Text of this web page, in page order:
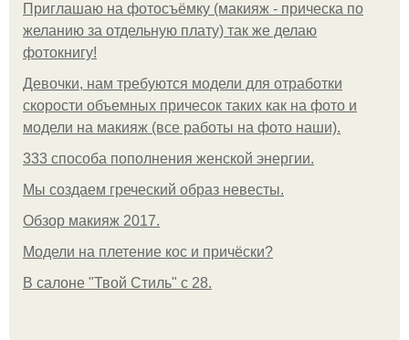
Приглашаю на фотосъёмку (макияж - прическа по
желанию за отдельную плату) так же делаю
фотокнигу!
Девочки, нам требуются модели для отработки
скорости объемных причесок таких как на фото и
модели на макияж (все работы на фото наши).
333 способа пополнения женской энергии.
Мы создаем греческий образ невесты.
Обзор макияж 2017.
Модели на плетение кос и причёски?
В салоне "Твой Стиль" с 28.